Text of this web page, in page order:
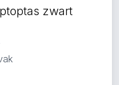
zwart